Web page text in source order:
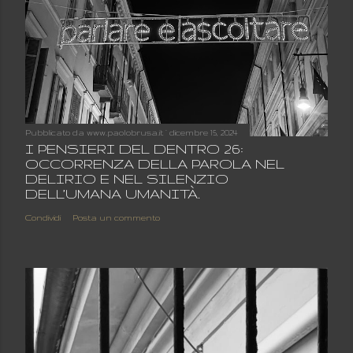
Pubblicato da www.paolobrusa.it dicembre 15, 2024
I PENSIERI DEL DENTRO 26:
OCCORRENZA DELLA PAROLA NEL
DELIRIO E NEL SILENZIO
DELL’UMANA UMANITÀ.
Condividi Posta un commento